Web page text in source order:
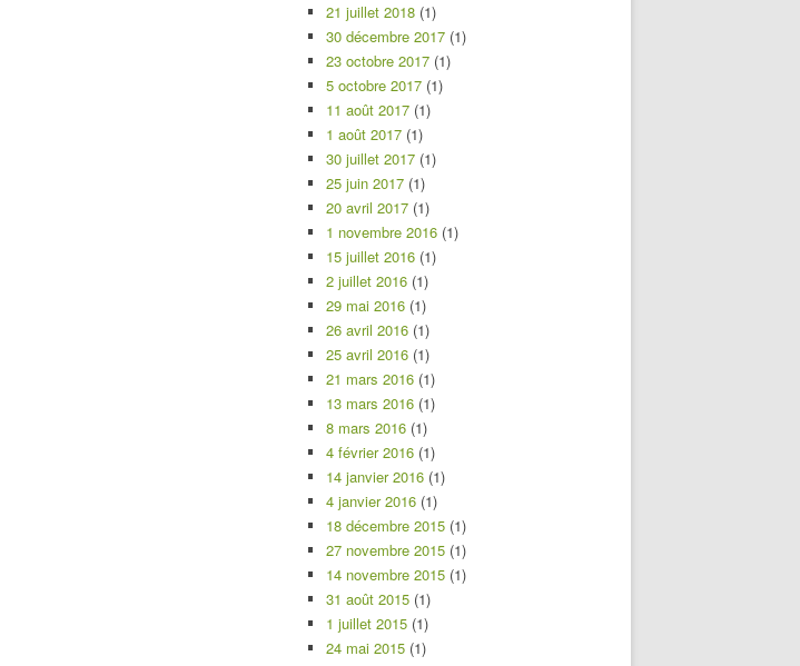
21 juillet 2018 (1)
30 décembre 2017 (1)
23 octobre 2017 (1)
5 octobre 2017 (1)
11 août 2017 (1)
1 août 2017 (1)
30 juillet 2017 (1)
25 juin 2017 (1)
20 avril 2017 (1)
1 novembre 2016 (1)
15 juillet 2016 (1)
2 juillet 2016 (1)
29 mai 2016 (1)
26 avril 2016 (1)
25 avril 2016 (1)
21 mars 2016 (1)
13 mars 2016 (1)
8 mars 2016 (1)
4 février 2016 (1)
14 janvier 2016 (1)
4 janvier 2016 (1)
18 décembre 2015 (1)
27 novembre 2015 (1)
14 novembre 2015 (1)
31 août 2015 (1)
1 juillet 2015 (1)
24 mai 2015 (1)